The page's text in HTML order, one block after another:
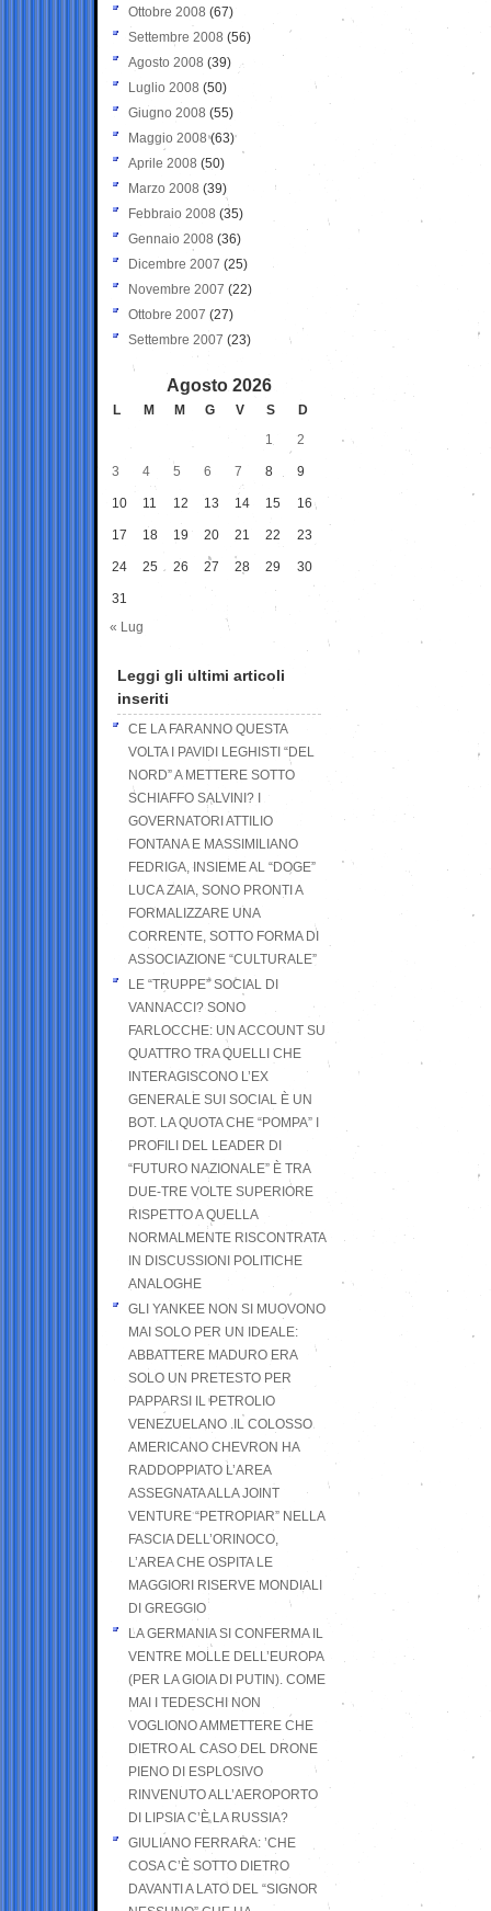
Ottobre 2008 (67)
Settembre 2008 (56)
Agosto 2008 (39)
Luglio 2008 (50)
Giugno 2008 (55)
Maggio 2008(63)
Aprile 2008 (50)
Marzo 2008 (39)
Febbraio 2008 (35)
Gennaio 2008 (36)
Dicembre 2007 (25)
Novembre 2007 (22)
Ottobre 2007 (27)
Settembre 2007 (23)
Agosto 2026
L M M G V S
D
1
2
3 4 5 6 7 8 9
10 11 12 13 14 15 16
17 18 19 20 21 22 23
24 25 26 27 28 29 30
31
« Lug
Leggi gli ultimi articoli
inseriti
CE LA FARANNO QUESTA
VOLTA I PAVIDI LEGHISTI “DEL
NORD” A METTERE SOTTO
SCHIAFFO SALVINI? I
GOVERNATORI ATTILIO
FONTANA E MASSIMILIANO
FEDRIGA, INSIEME AL “DOGE”
LUCA ZAIA, SONO PRONTI A
FORMALIZZARE UNA
CORRENTE, SOTTO FORMA DI
ASSOCIAZIONE “CULTURALE”
LE “TRUPPE” SOCIAL DI
VANNACCI? SONO
FARLOCCHE: UN ACCOUNT SU
QUATTRO TRA QUELLI CHE
INTERAGISCONO L’EX
GENERALE SUI SOCIAL È UN
BOT. LA QUOTA CHE “POMPA” I
PROFILI DEL LEADER DI
“FUTURO NAZIONALE” È TRA
DUE-TRE VOLTE SUPERIORE
RISPETTO A QUELLA
NORMALMENTE RISCONTRATA
IN DISCUSSIONI POLITICHE
ANALOGHE
GLI YANKEE NON SI MUOVONO
MAI SOLO PER UN IDEALE:
ABBATTERE MADURO ERA
SOLO UN PRETESTO PER
PAPPARSI IL PETROLIO
VENEZUELANO .IL COLOSSO
AMERICANO CHEVRON HA
RADDOPPIATO L’AREA
ASSEGNATA ALLA JOINT
VENTURE “PETROPIAR” NELLA
FASCIA DELL’ORINOCO,
L’AREA CHE OSPITA LE
MAGGIORI RISERVE MONDIALI
DI GREGGIO
LA GERMANIA SI CONFERMA IL
VENTRE MOLLE DELL’EUROPA
(PER LA GIOIA DI PUTIN). COME
MAI I TEDESCHI NON
VOGLIONO AMMETTERE CHE
DIETRO AL CASO DEL DRONE
PIENO DI ESPLOSIVO
RINVENUTO ALL’AEROPORTO
DI LIPSIA C’È LA RUSSIA?
GIULIANO FERRARA: ’CHE
COSA C’È SOTTO DIETRO
DAVANTI A LATO DEL “SIGNOR